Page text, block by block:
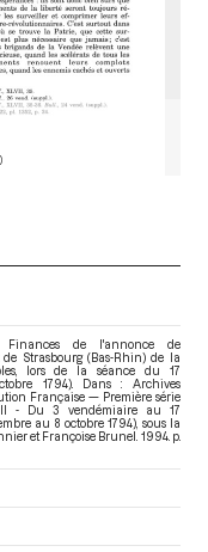
de l'annonce de
Strasbourg (Bas-Rhin) de la
lors de la séance du 17
1794). Dans : Archives
Française — Première série
- Du 3 vendémiaire au 17
au 8 octobre 1794) , sous la
et Françoise Brunel. 1994. p.